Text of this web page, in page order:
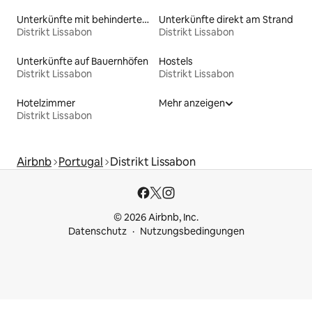
Unterkünfte mit behindertengerechtem WC
Distrikt Lissabon
Unterkünfte direkt am Strand
Distrikt Lissabon
Unterkünfte auf Bauernhöfen
Distrikt Lissabon
Hostels
Distrikt Lissabon
Hotelzimmer
Distrikt Lissabon
Mehr anzeigen
Airbnb Portugal Distrikt Lissabon
© 2026 Airbnb, Inc.
Datenschutz
Nutzungsbedingungen